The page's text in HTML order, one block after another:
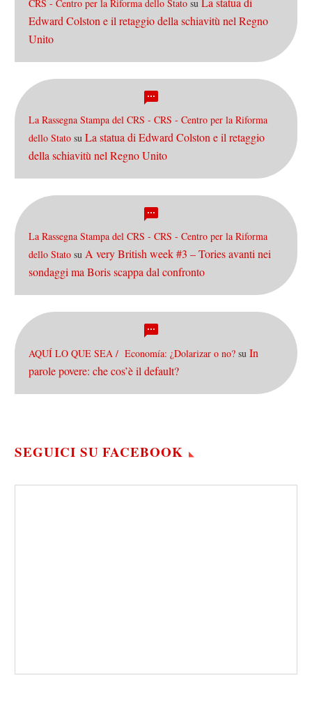
CRS - Centro per la Riforma dello Stato su
Edward Colston e il retaggio della schiavitù nel Regno
Unito
La Rassegna Stampa del CRS - CRS - Centro per la Riforma
dello Stato su La statua di Edward Colston e il retaggio
della schiavitù nel Regno Unito
La Rassegna Stampa del CRS - CRS - Centro per la Riforma
dello Stato su A very British week #3 – Tories avanti nei
sondaggi ma Boris scappa dal confronto
AQUÍ LO QUE SEA / Economía: ¿Dolarizar o no? su In
parole povere: che cos’è il default?
SEGUICI SU FACEBOOK